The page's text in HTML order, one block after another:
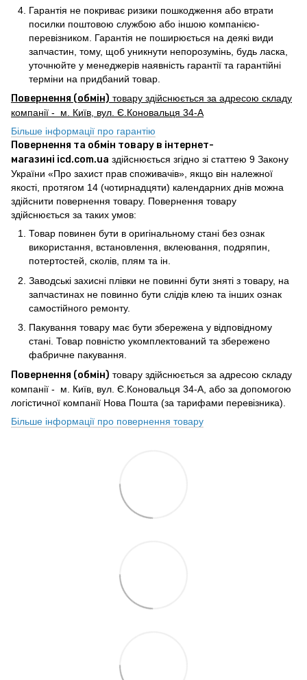
Гарантія не покриває ризики пошкодження або втрати
посилки поштовою службою або іншою компанією-
перевізником. Гарантія не поширюється на деякі види
запчастин, тому, щоб уникнути непорозумінь, будь ласка,
уточнюйте у менеджерів наявність гарантії та гарантійні
терміни на придбаний товар.
Повернення (обмін) товару здійснюється за адресою складу
компанії - м. Київ, вул. Є.Коновальця 34-А
Більше інформації про гарантію
Повернення та обмін товару в інтернет-
магазині icd.com.ua здійснюється згідно зі статтею 9 Закону
України «Про захист прав споживачів», якщо він належної
якості, протягом 14 (чотирнадцяти) календарних днів можна
здійснити повернення товару. Повернення товару
здійснюється за таких умов:
Товар повинен бути в оригінальному стані без ознак
використання, встановлення, вклеювання, подряпин,
потертостей, сколів, плям та ін.
Заводські захисні плівки не повинні бути зняті з товару, на
запчастинах не повинно бути слідів клею та інших ознак
самостійного ремонту.
Пакування товару має бути збережена у відповідному
стані. Товар повністю укомплектований та збережено
фабричне пакування.
Повернення (обмін) товару здійснюється за адресою складу
компанії - м. Київ, вул. Є.Коновальця 34-А, або за допомогою
логістичної компанії Нова Пошта (за тарифами перевізника).
Більше інформації про повернення товару